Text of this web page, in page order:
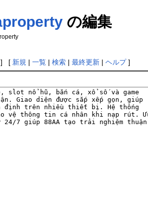
の編集
] [ 新規 | 一覧| 検索| 最終更新| ヘルプ]